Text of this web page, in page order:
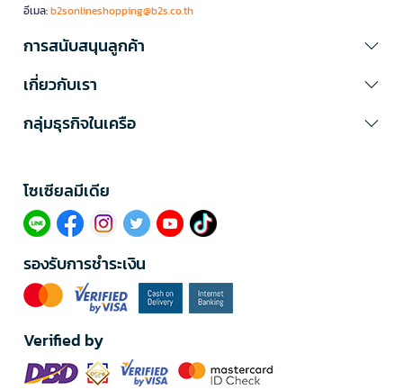
อีเมล:b2sonlineshopping@b2s.co.th
การสนับสนุนลูกค้า
เกี่ยวกับเรา
กลุ่มธุรกิจในเครือ
โซเซียลมีเดีย​
รองรับการชำระเงิน
Verified by